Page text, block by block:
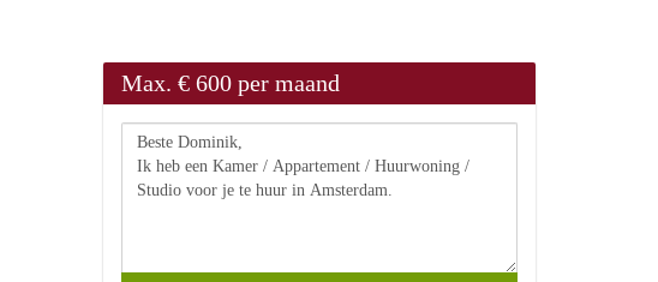
Max. € 600 per maand